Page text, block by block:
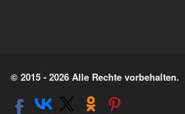
© 2015 - 2026 Alle Rechte vorbehalten.